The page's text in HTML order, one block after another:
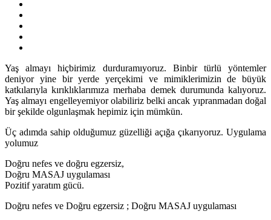
Yaş almayı hiçbirimiz durduramıyoruz. Binbir türlü yöntemler
deniyor yine bir yerde yerçekimi ve mimiklerimizin de büyük
katkılarıyla kırıklıklarımıza merhaba demek durumunda kalıyoruz.
Yaş almayı engelleyemiyor olabiliriz belki ancak yıpranmadan doğal
bir şekilde olgunlaşmak hepimiz için mümkün.
Üç adımda sahip olduğumuz güzelliği açığa çıkarıyoruz. Uygulama
yolumuz
Doğru nefes ve doğru egzersiz,
Doğru MASAJ uygulaması
Pozitif yaratım gücü.
Doğru nefes ve Doğru egzersiz ; Doğru MASAJ uygulaması